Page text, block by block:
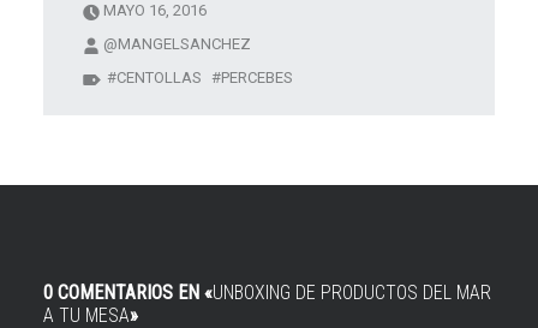
MAYO 16, 2016
@MANGELSANCHEZ
CENTOLLAS
PERCEBES
0 COMENTARIOS EN «UNBOXING DE PRODUCTOS DEL MAR
A TU MESA»